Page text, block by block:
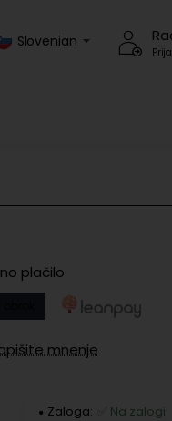
Slovenian
plačilo
mnenje
Zaloga:
✅ Na zalogi